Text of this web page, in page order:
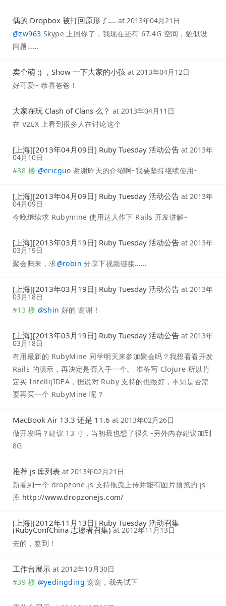
偶的 Dropbox 被打回原形了.... at 2013年04月21日
@zw963 Skype 上回你了，我现在还有 67.4G 空间，貌似没
问题……
卖个萌 :) ，Show 一下大家的小孩 at 2013年04月12日
好可爱~ 恭喜爸爸！
大家在玩 Clash of Clans 么？ at 2013年04月11日
在 V2EX 上看到很多人在讨论这个
[上海][2013年04月09日] Ruby Tuesday 活动公告 at 2013年
04月10日
#38 楼 @ericguo 谢谢昨天的介绍啊~我要坚持继续使用~
[上海][2013年04月09日] Ruby Tuesday 活动公告 at 2013年
04月09日
今晚继续求 Rubymine 使用达人作下 Rails 开发讲解~
[上海][2013年03月19日] Ruby Tuesday 活动公告 at 2013年
03月19日
聚会归来，求@robin 分享下视频链接……
[上海][2013年03月19日] Ruby Tuesday 活动公告 at 2013年
03月18日
#13 楼 @shin 好的 谢谢！
[上海][2013年03月19日] Ruby Tuesday 活动公告 at 2013年
03月18日
有用最新的 RubyMine 同学明天来参加聚会吗？我想看看开发
Rails 的演示，再决定是否入手一个。 准备写 Clojure 所以肯
定买 IntellijIDEA，据说对 Ruby 支持的也很好，不知是否需
要再买一个 RubyMine 呢？
MacBook Air 13.3 还是 11.6 at 2013年02月26日
做开发吗？建议 13 寸，当初我也想了很久~另外内存建议加到
8G
推荐 js 库列表 at 2013年02月21日
新看到一个 dropzone.js 支持拖曳上传并能有图片预览的 js
库 http://www.dropzonejs.com/
[上海][2012年11月13日] Ruby Tuesday 活动召集
(RubyConfChina 志愿者召集) at 2012年11月13日
去的，签到！
工作台展示 at 2012年10月30日
#39 楼 @yedingding 谢谢，我去试下